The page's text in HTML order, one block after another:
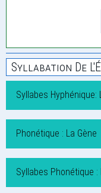
Syllabation De
Syllabes Hyphénique:
Phonétique : La Gène
Syllabes Phonétique :